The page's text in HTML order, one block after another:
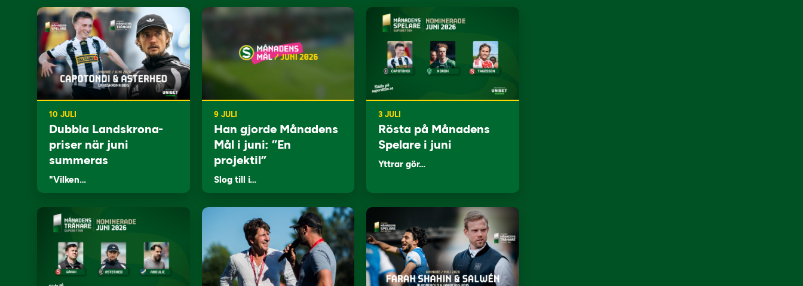
10 JULI
Dubbla Landskrona-
priser när juni
summeras
"Vilken…
9 JULI
Han gjorde Månadens
Mål i juni: ”En
projektil”
Slog till i…
3 JULI
Rösta på Månadens
Spelare i juni
Yttrar gör…